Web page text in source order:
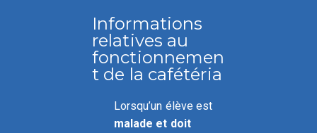
Informations
relatives au
fonctionnemen
t de la cafétéria
Lorsqu’un élève est
malade et doit